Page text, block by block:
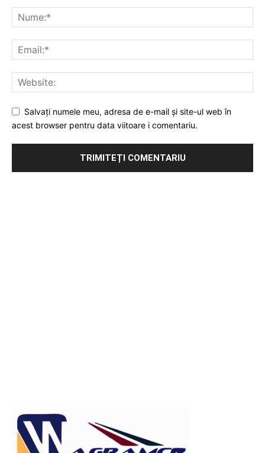
Salvați numele meu, adresa de e-mail și site-ul web în
acest browser pentru data viitoare i comentariu.